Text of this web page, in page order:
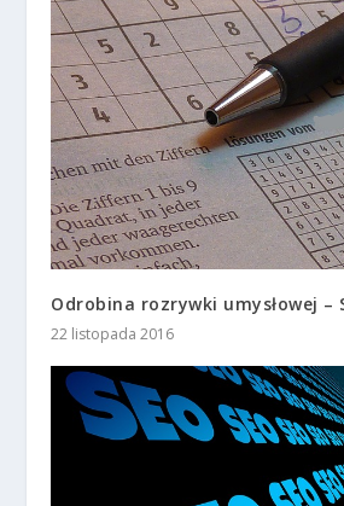
Odrobina rozrywki umysłowej –
22 listopada 2016